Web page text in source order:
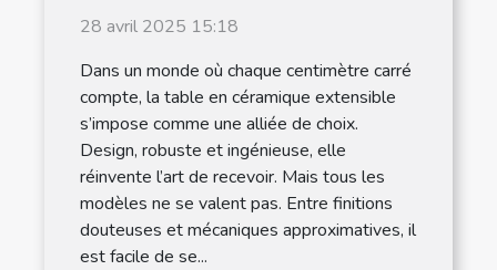
les plus en vogue sont
chez Meublissime
28 avril 2025 15:18
Dans un monde où chaque centimètre carré
compte, la table en céramique extensible
s’impose comme une alliée de choix.
Design, robuste et ingénieuse, elle
réinvente l’art de recevoir. Mais tous les
modèles ne se valent pas. Entre finitions
douteuses et mécaniques approximatives, il
est facile de se...